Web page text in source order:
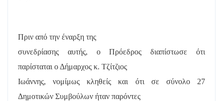
Πριν από την έναρξη της
συνεδρίασης αυτής, ο Πρόεδρος διαπίστωσε ότι
παρίσταται ο Δήμαρχος κ. Τζίτζιος
Ιωάννης, νομίμως κληθείς και ότι σε σύνολο 27
Δημοτικών Συμβούλων ήταν παρόντες